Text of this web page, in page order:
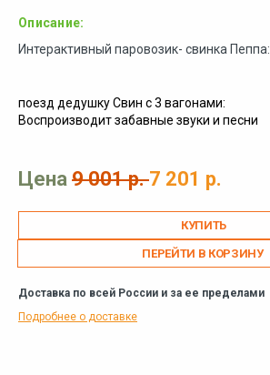
Описание:
Интерактивный паровозик- свинка Пеппа:
поезд дедушку Свин с 3 вагонами:
Воспроизводит забавные звуки и песни
Цена 9 001 р.7 201 р.
ПЕРЕЙТИ В КОРЗИНУ
Доставка по всей России и за ее пределами
Подробнее о доставке